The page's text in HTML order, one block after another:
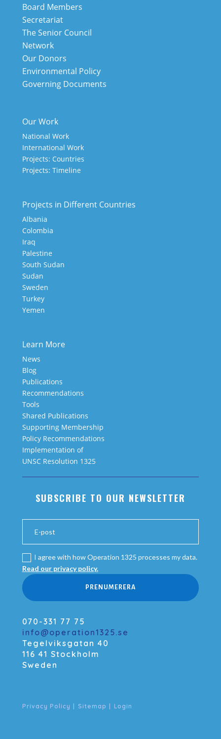
Board Members
Secretariat
The Senior Council
Network
Our Donors
Environmental Policy
Governing Documents
Our Work
National Work
International Work
Projects: Countries
Projects: Timeline
Projects in Different Countries
Albania
Colombia
Iraq
Palestine
South Sudan
Sudan
Sweden
Turkey
Yemen
Learn More
News
Blog
Publications
Recommendations
Tools
Shared Publications
Supporting Membership
Policy Recommendations
Implementation of
UNSC Resolution 1325
SUBSCRIBE TO OUR NEWSLETTER
I agree with how Operation 1325 processes my data.
Read our privacy policy.
PRENUMERERA
070-331 77 75
info@operation1325.se
Tegelviksgatan 40
116 41 Stockholm
Sweden
Privacy Policy | Sitemap | Login